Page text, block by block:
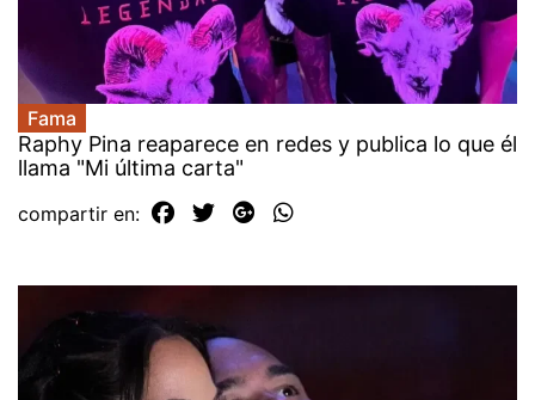
Fama
Raphy Pina reaparece en redes y publica lo que él
llama "Mi última carta"
compartir en: